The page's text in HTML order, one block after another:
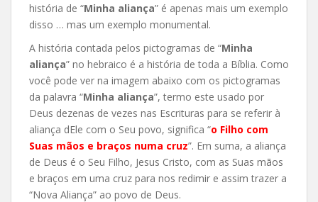
história de “Minha aliança” é apenas mais um exemplo
disso … mas um exemplo monumental.
A história contada pelos pictogramas de “Minha
aliança” no hebraico é a história de toda a Bíblia. Como
você pode ver na imagem abaixo com os pictogramas
da palavra “Minha aliança”, termo este usado por
Deus dezenas de vezes nas Escrituras para se referir à
aliança dEle com o Seu povo, significa “o Filho com
Suas mãos e braços numa cruz”. Em suma, a aliança
de Deus é o Seu Filho, Jesus Cristo, com as Suas mãos
e braços em uma cruz para nos redimir e assim trazer a
“Nova Aliança” ao povo de Deus.